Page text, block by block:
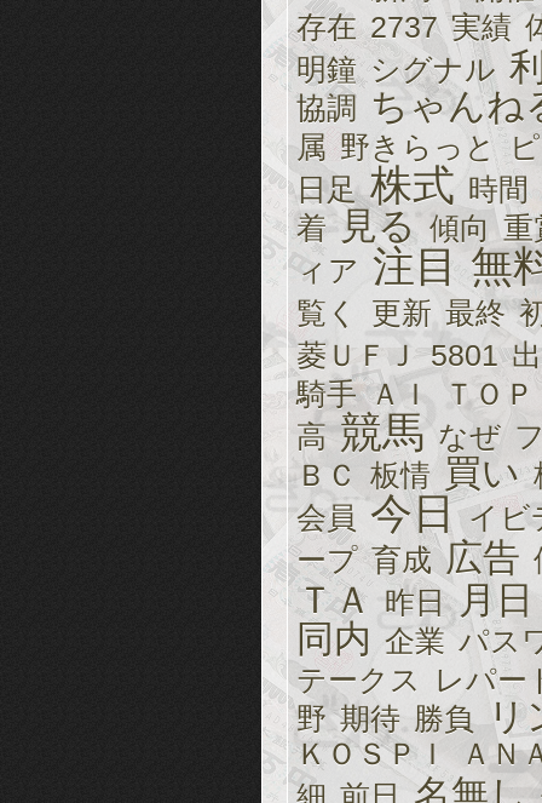
存在 2737 実績
明鐘 シグナル
協調 ちゃんね
属 野きらっと
日足 株式 時間
着 見る 傾向 重
ィア 注目 無
覧く 更新 最終
菱ＵＦＪ 5801
騎手 ＡＩ
ＴＯ
高 競馬 なぜ
ＢＣ
板情 買い
会員 今日 イビ
ープ 育成 広告
ＴＡ 昨日 月日
同内 企業 パス
テークス
レパー
野 期待 勝負 リ
ＫＯＳＰＩ
ＡＮ
細 前日 名無し